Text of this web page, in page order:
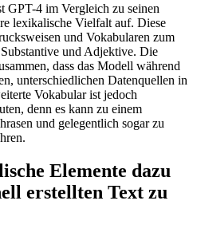
GPT-4 im Vergleich zu seinen
lexikalische Vielfalt auf. Diese
und Vokabularen zum
und Adjektive. Die
dass das Modell während
unterschiedlichen Datenquellen in
Vokabular ist jedoch
denn es kann zu einem
und gelegentlich sogar zu
Elemente dazu
erstellten Text zu